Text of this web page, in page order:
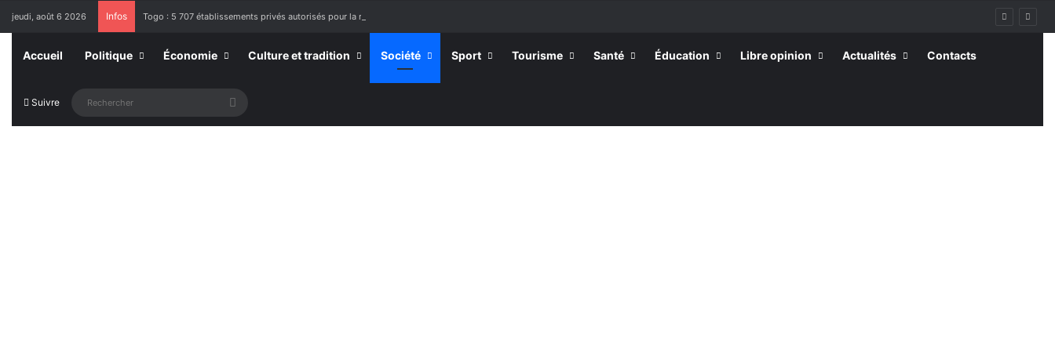
jeudi, août 6 2026 Infos Togo : 5 707 établissements privés autorisés pour la rentrée 2026-2027, 160 restés sur la touche
Accueil Politique Économie Culture et tradition Société Sport Tourisme Santé Éducation Libre opinion Actualités Contacts
Suivre Rechercher